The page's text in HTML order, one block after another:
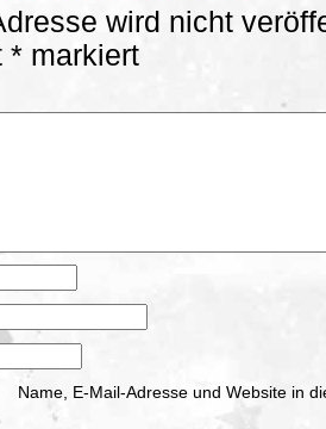
wird nicht
* markiert
Name, E-Mail-Adresse und Website in